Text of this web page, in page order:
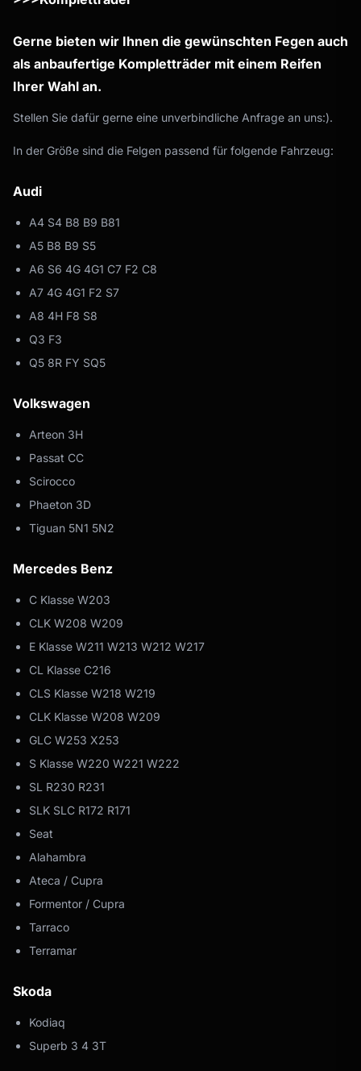
Gerne bieten wir Ihnen die gewünschten Fegen auch
als anbaufertige Kompletträder mit einem Reifen
Ihrer Wahl an.
Stellen Sie dafür gerne eine unverbindliche Anfrage an uns:).
In der Größe sind die Felgen passend für folgende Fahrzeug:
Audi
A4 S4 B8 B9 B81
A5 B8 B9 S5
A6 S6 4G 4G1 C7 F2 C8
A7 4G 4G1 F2 S7
A8 4H F8 S8
Q3 F3
Q5 8R FY SQ5
Volkswagen
Arteon 3H
Passat CC
Scirocco
Phaeton 3D
Tiguan 5N1 5N2
Mercedes Benz
C Klasse W203
CLK W208 W209
E Klasse W211 W213 W212 W217
CL Klasse C216
CLS Klasse W218 W219
CLK Klasse W208 W209
GLC W253 X253
S Klasse W220 W221 W222
SL R230 R231
SLK SLC R172 R171
Seat
Alahambra
Ateca / Cupra
Formentor / Cupra
Tarraco
Terramar
Skoda
Kodiaq
Superb 3 4 3T